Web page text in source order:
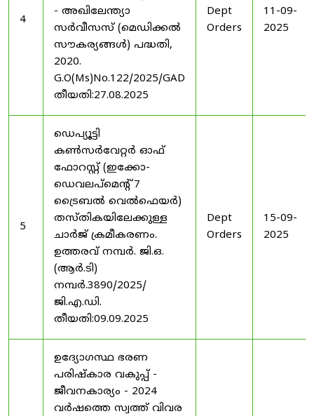
4
- അഖിലേന്ത്യാ
സർവീസസ് (മെഡിക്കൽ
സൗകര്യങ്ങൾ) പദ്ധതി,
2020.
G.O(Ms)No.122/2025/GAD
തീയതി:27.08.2025
Dept
Orders
11-09-
2025
5
ഡെപ്യൂട്ടി
കൺസർവേറ്റർ ഓഫ്
ഫോറസ്റ്റ് (ഇക്കോ-
ഡെവലപ്മെന്റ് 7
ട്രൈബൽ വെൽഫെയർ)
തസ്തികയിലേക്കുള്ള
ചാർജ് ക്രമീകരണം.
ഉത്തരവ് നമ്പർ. ജി.ഒ.
(ആർ.ടി)
നമ്പർ.3890/2025/
ജി.എ.ഡി.
തീയതി:09.09.2025
Dept
Orders
15-09-
2025
ഉദ്യോഗസ്ഥ ഭരണ
പരിഷ്കാര വകുപ്പ് -
ജീവനകാര്യം - 2024
വർഷത്തെ സ്വത്ത് വിവര